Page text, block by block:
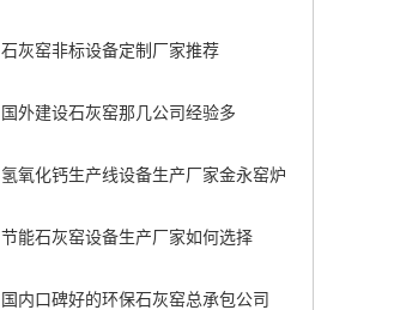
石灰窑非标设备定制厂家推荐
国外建设石灰窑那几公司经验多
氢氧化钙生产线设备生产厂家金永窑炉
节能石灰窑设备生产厂家如何选择
国内口碑好的环保石灰窑总承包公司